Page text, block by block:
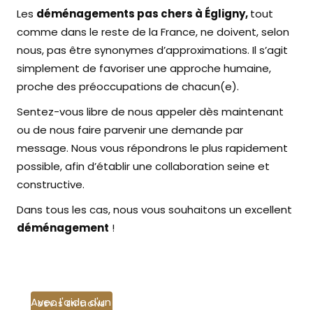
Les déménagements pas chers à Égligny,tout
comme dans le reste de la France, ne doivent, selon
nous, pas être synonymes d’approximations. Il s’agit
simplement de favoriser une approche humaine,
proche des préoccupations de chacun(e).
Sentez-vous libre de nous appeler dès maintenant
ou de nous faire parvenir une demande par
message. Nous vous répondrons le plus rapidement
possible, afin d’établir une collaboration seine et
constructive.
Dans tous les cas, nous vous souhaitons un excellent
déménagement !
Déménagement de Particulier
DEVIS EN LIGNE
Avec l'aide d'un déménageur sur Égligny.